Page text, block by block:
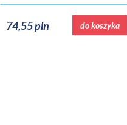
74,55 pln do koszyka